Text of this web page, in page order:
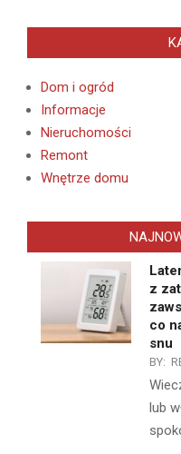
Dom i ogród
Informacje
Nieruchomości
Remont
Wnętrze domu
z
co
snu
BY:
lub